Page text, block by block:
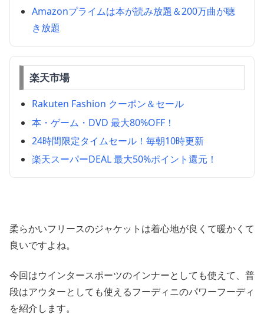
Amazonプライムは本が読み放題＆200万曲が聴
き放題
楽天市場
Rakuten Fashion クーポン＆セール
本・ゲーム・DVD 最大80%OFF！
24時間限定タイムセール！毎朝10時更新
楽天スーパーDEAL 最大50%ポイント還元！
柔らかいフリースのジャケットは着心地が良くて暖かくて
良いですよね。
今回はウインタースポーツのインナーとしても使えて、普
段はアウターとしても使えるフーディニのパワーフーディ
を紹介します。